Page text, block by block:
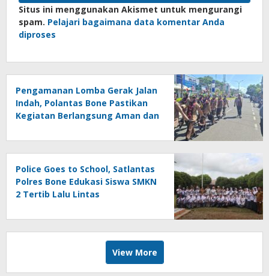
Situs ini menggunakan Akismet untuk mengurangi
spam. Pelajari bagaimana data komentar Anda
diproses
Pengamanan Lomba Gerak Jalan
Indah, Polantas Bone Pastikan
Kegiatan Berlangsung Aman dan
Police Goes to School, Satlantas
Polres Bone Edukasi Siswa SMKN
2 Tertib Lalu Lintas
View More